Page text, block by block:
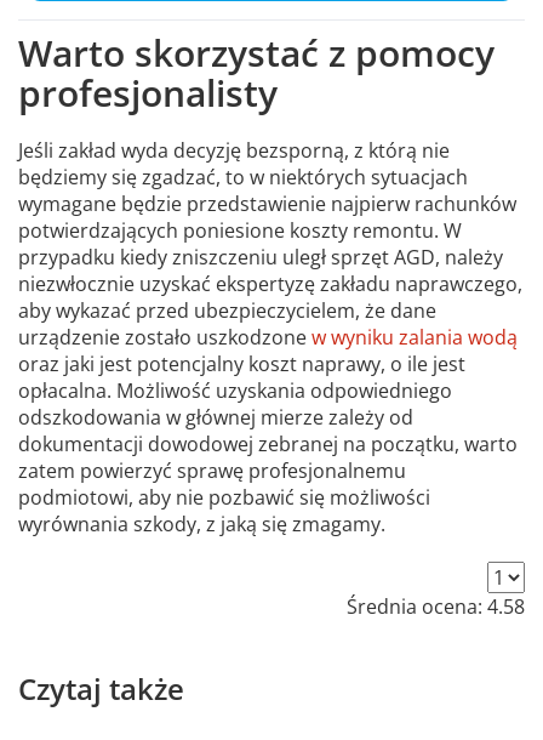
Warto skorzystać z pomocy
profesjonalisty
Jeśli zakład wyda decyzję bezsporną, z którą nie
będziemy się zgadzać, to w niektórych sytuacjach
wymagane będzie przedstawienie najpierw rachunków
potwierdzających poniesione koszty remontu. W
przypadku kiedy zniszczeniu uległ sprzęt AGD, należy
niezwłocznie uzyskać ekspertyzę zakładu naprawczego,
aby wykazać przed ubezpieczycielem, że dane
urządzenie zostało uszkodzonew wyniku zalania wodą
oraz jaki jest potencjalny koszt naprawy, o ile jest
opłacalna. Możliwość uzyskania odpowiedniego
odszkodowania w głównej mierze zależy od
dokumentacji dowodowej zebranej na początku, warto
zatem powierzyć sprawę profesjonalnemu
podmiotowi, aby nie pozbawić się możliwości
wyrównania szkody, z jaką się zmagamy.
Średnia ocena: 4.58
Czytaj także